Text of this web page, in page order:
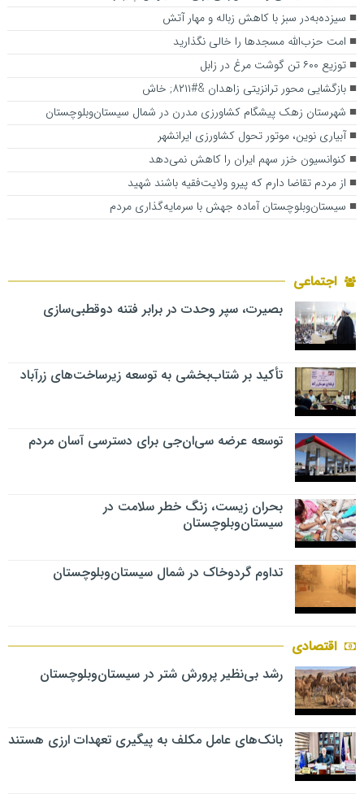
سیزده‌به‌در سبز با کاهش زباله و مهار آتش
امت حزب‌الله مسجدها را خالی نگذارید
توزیع ۶۰۰ تن گوشت مرغ در زابل
بازگشایی محور ترانزیتی زاهدان &#۸۲۱۱; خاش
شهرستان زهک پیشگام کشاورزی مدرن در شمال سیستان‌وبلوچستان
آبیاری نوین، موتور تحول کشاورزی ایرانشهر
کنوانسیون خزر سهم ایران را کاهش نمی‌دهد
از مردم تقاضا دارم که پیرو ولایت‌فقیه باشند شهید
سیستان‌وبلوچستان آماده جهش با سرمایه‌گذاری مردم
اجتماعی
بصیرت، سپر وحدت در برابر فتنه دوقطبی‌سازی
تأکید بر شتاب‌بخشی به توسعه زیرساخت‌های زرآباد
توسعه عرضه سی‌ان‌جی برای دسترسی آسان مردم
بحران زیست، زنگ خطر سلامت در
سیستان‌وبلوچستان
تداوم گردوخاک در شمال سیستان‌وبلوچستان
اقتصادی
رشد بی‌نظیر پرورش شتر در سیستان‌وبلوچستان
بانک‌های عامل مکلف به پیگیری تعهدات ارزی هستند